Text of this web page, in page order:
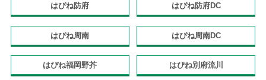
はぴね防府 はぴね防府DC
はぴね周南 はぴね周南DC
はぴね福岡野芥 はぴね別府流川